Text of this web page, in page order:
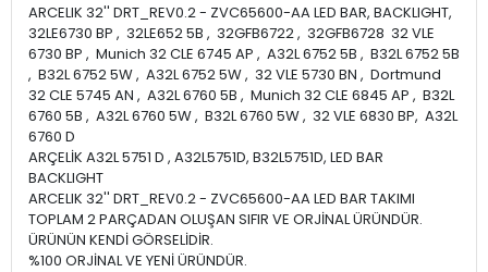
ARCELIK 32'' DRT_REV0.2 - ZVC65600-AA LED BAR, BACKLIGHT,
32LE6730 BP , 32LE652 5B , 32GFB6722 , 32GFB6728 32 VLE
6730 BP , Munich 32 CLE 6745 AP , A32L 6752 5B , B32L 6752 5B
, B32L 6752 5W , A32L 6752 5W , 32 VLE 5730 BN , Dortmund
32 CLE 5745 AN , A32L 6760 5B , Munich 32 CLE 6845 AP , B32L
6760 5B , A32L 6760 5W , B32L 6760 5W , 32 VLE 6830 BP, A32L
6760 D
ARÇELİK A32L 5751 D , A32L5751D, B32L5751D, LED BAR
BACKLIGHT
ARCELIK 32'' DRT_REV0.2 - ZVC65600-AA LED BAR TAKIMI
TOPLAM 2 PARÇADAN OLUŞAN SIFIR VE ORJİNAL ÜRÜNDÜR.
ÜRÜNÜN KENDİ GÖRSELİDİR.
%100 ORJİNAL VE YENİ ÜRÜNDÜR.